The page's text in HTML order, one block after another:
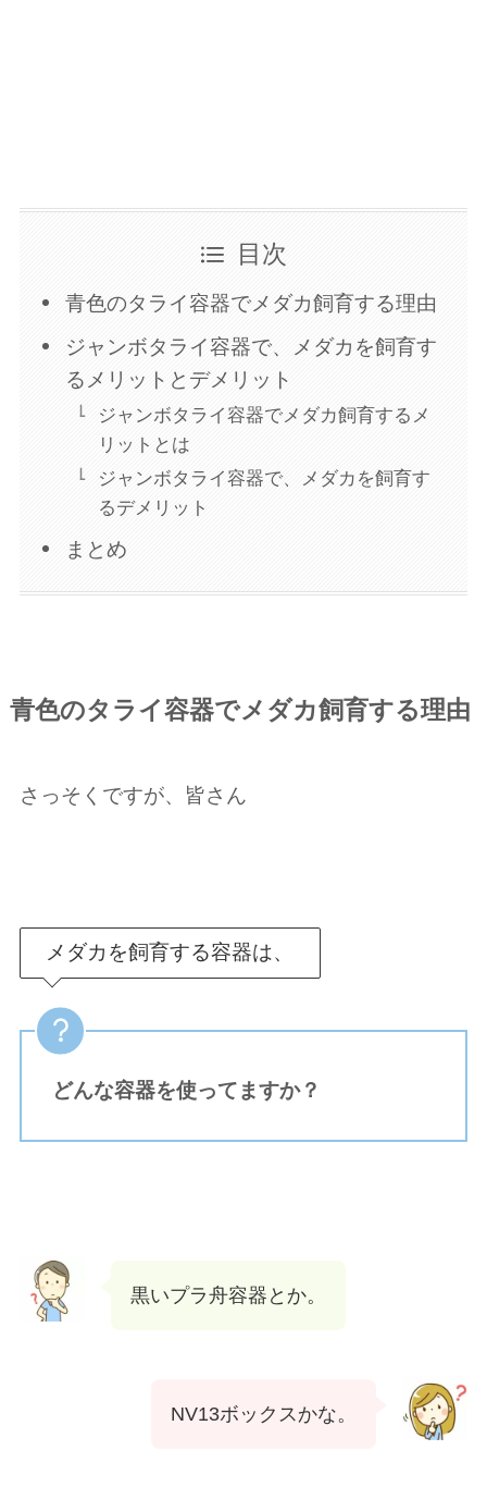
目次
青色のタライ容器でメダカ飼育する理由
ジャンボタライ容器で、メダカを飼育す
るメリットとデメリット
ジャンボタライ容器でメダカ飼育するメ
リットとは
ジャンボタライ容器で、メダカを飼育す
るデメリット
まとめ
青色のタライ容器でメダカ飼育する理由
さっそくですが、皆さん
メダカを飼育する容器は、
どんな容器を使ってますか？
黒いプラ舟容器とか。
NV13ボックスかな。